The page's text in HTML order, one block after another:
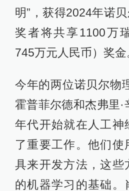
明”，获得2024年诺
奖者将共享1100万
745万元人民币）奖金
今年的两位诺贝尔物
霍普菲尔德和杰弗里
年代开始就在人工神
了重要工作。他们使
具来开发方法，这些
的机器学习的基础。